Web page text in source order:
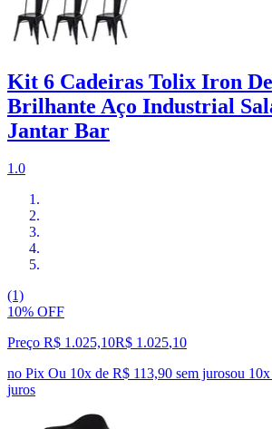
Kit 6 Cadeiras Tolix Iron
Brilhante Aço Industrial
Jantar Bar
1.0
(1)
10% OFF
Preço R$ 1.025,10R$ 1.025,10
no Pix Ou 10x de R$ 113,90 sem jurosou 10x
juros